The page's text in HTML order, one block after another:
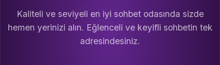
Kaliteli ve seviyeli en iyi sohbet odasında sizde
hemen yerinizi alın. Eğlenceli ve keyifli sohbetin tek
adresindesiniz.